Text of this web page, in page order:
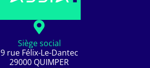
Siège social
9 rue Félix-Le-Dantec
29000 QUIMPER